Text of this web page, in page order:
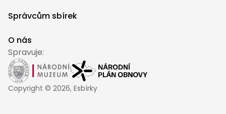
Správcům sbírek
O nás
Spravuje:
Copyright © 2026, Esbírky